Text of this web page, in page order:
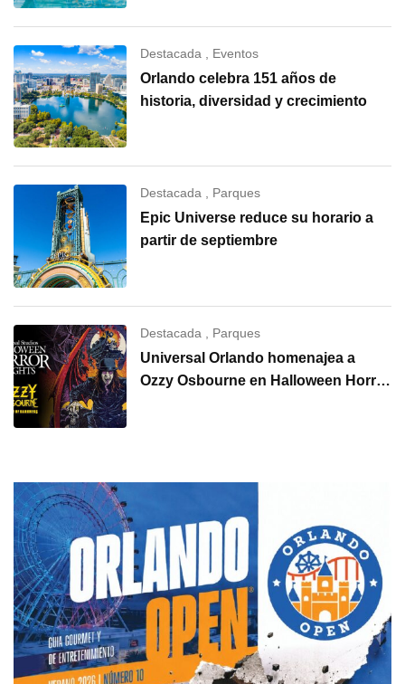
Destacada Eventos
Orlando celebra 151 años de
historia, diversidad y crecimiento
Destacada , Parques
Epic Universe reduce su horario a
partir de septiembre
Destacada Parques
Universal Orlando homenajea a
Ozzy Osbourne en Halloween Horror